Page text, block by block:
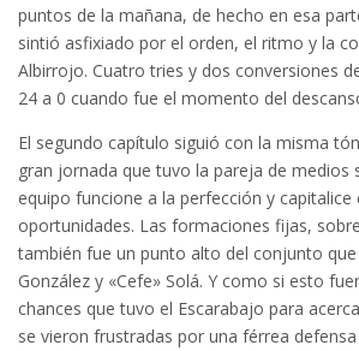
puntos de la mañana, de hecho en esa
sintió asfixiado por el orden, el ritmo y la
Albirrojo. Cuatro tries y dos conversiones
24 a 0 cuando fue el momento del
El segundo capítulo siguió con la misma
gran jornada que tuvo la pareja de medios
equipo funcione a la perfección y capitalice
oportunidades. Las formaciones fijas,
también fue un punto alto del conjunto
González y «Cefe» Solá. Y como si esto
chances que tuvo el Escarabajo para
se vieron frustradas por una férrea